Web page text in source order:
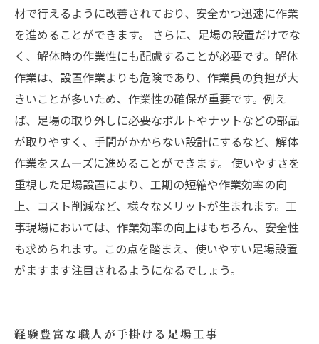
材で行えるように改善されており、安全かつ迅速に作業
を進めることができます。 さらに、足場の設置だけでな
く、解体時の作業性にも配慮することが必要です。解体
作業は、設置作業よりも危険であり、作業員の負担が大
きいことが多いため、作業性の確保が重要です。例え
ば、足場の取り外しに必要なボルトやナットなどの部品
が取りやすく、手間がかからない設計にするなど、解体
作業をスムーズに進めることができます。 使いやすさを
重視した足場設置により、工期の短縮や作業効率の向
上、コスト削減など、様々なメリットが生まれます。工
事現場においては、作業効率の向上はもちろん、安全性
も求められます。この点を踏まえ、使いやすい足場設置
がますます注目されるようになるでしょう。
経験豊富な職人が手掛ける足場工事